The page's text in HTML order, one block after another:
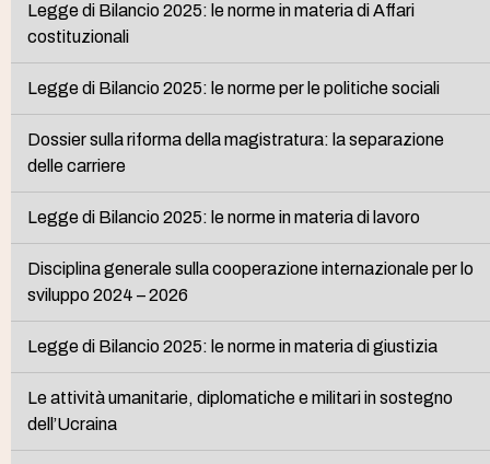
Legge di Bilancio 2025: le norme in materia di Affari
costituzionali
Legge di Bilancio 2025: le norme per le politiche sociali
Dossier sulla riforma della magistratura: la separazione
delle carriere
Legge di Bilancio 2025: le norme in materia di lavoro
Disciplina generale sulla cooperazione internazionale per lo
sviluppo 2024 – 2026
Legge di Bilancio 2025: le norme in materia di giustizia
Le attività umanitarie, diplomatiche e militari in sostegno
dell’Ucraina